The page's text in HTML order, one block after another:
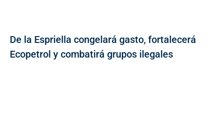
De la Espriella congelará gasto, fortalecerá
Ecopetrol y combatirá grupos ilegales